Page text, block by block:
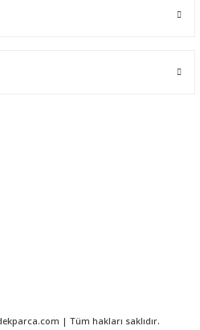
| Tüm hakları saklıdır.